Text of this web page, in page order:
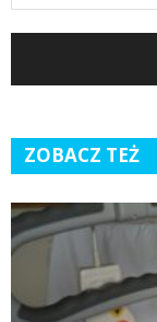
ZOBACZ TEŻ